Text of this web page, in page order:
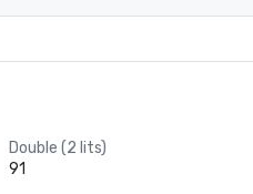
Double (2 lits)
91